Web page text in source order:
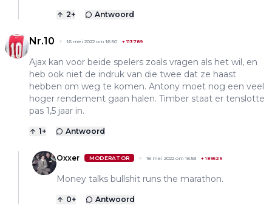
2+ Antwoord
Nr.10 16 mei 2022 om 16:50 +113789
Ajax kan voor beide spelers zoals vragen als het wil, en
heb ook niet de indruk van die twee dat ze haast
hebben om weg te komen. Antony moet nog een veel
hoger rendement gaan halen. Timber staat er tenslotte
pas 1,5 jaar in.
1+ Antwoord
Oxxer MODERATOR 16 mei 2022 om 16:53 +189529
Money talks bullshit runs the marathon.
0+ Antwoord